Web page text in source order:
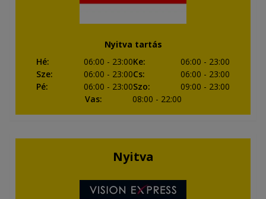
Nyitva tartás
Hé: 06:00 - 23:00Ke: 06:00 - 23:00
Sze: 06:00 - 23:00Cs: 06:00 - 23:00
Pé: 06:00 - 23:00Szo: 09:00 - 23:00
Vas: 08:00 - 22:00
Nyitva